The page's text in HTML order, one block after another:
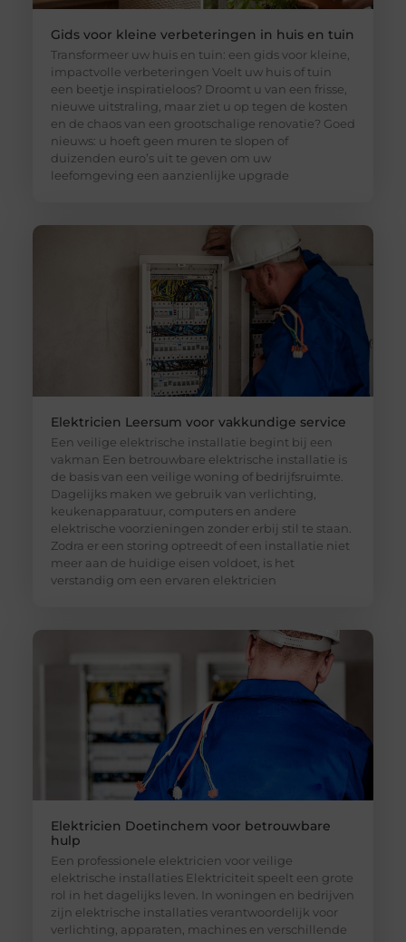
Gids voor kleine verbeteringen in huis en tuin
Transformeer uw huis en tuin: een gids voor kleine,
impactvolle verbeteringen Voelt uw huis of tuin
een beetje inspiratieloos? Droomt u van een frisse,
nieuwe uitstraling, maar ziet u op tegen de kosten
en de chaos van een grootschalige renovatie? Goed
nieuws: u hoeft geen muren te slopen of
duizenden euro’s uit te geven om uw
leefomgeving een aanzienlijke upgrade
Elektricien Leersum voor vakkundige service
Een veilige elektrische installatie begint bij een
vakman Een betrouwbare elektrische installatie is
de basis van een veilige woning of bedrijfsruimte.
Dagelijks maken we gebruik van verlichting,
keukenapparatuur, computers en andere
elektrische voorzieningen zonder erbij stil te staan.
Zodra er een storing optreedt of een installatie niet
meer aan de huidige eisen voldoet, is het
verstandig om een ervaren elektricien
Elektricien Doetinchem voor betrouwbare
hulp
Een professionele elektricien voor veilige
elektrische installaties Elektriciteit speelt een grote
rol in het dagelijks leven. In woningen en bedrijven
zijn elektrische installaties verantwoordelijk voor
verlichting, apparaten, machines en verschillende